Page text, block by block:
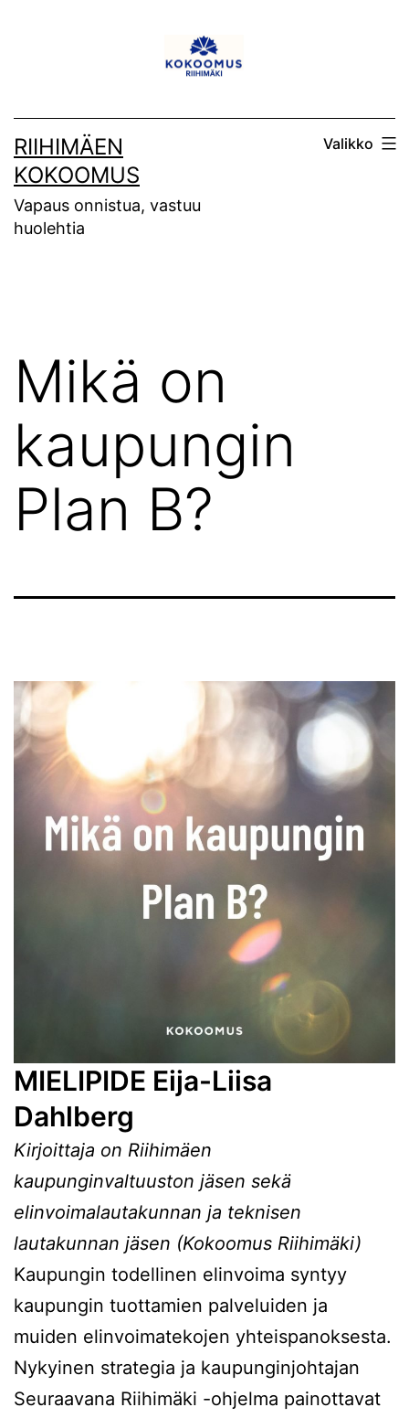
RIIHIMÄEN
KOKOOMUS
Vapaus onnistua, vastuu
huolehtia
Valikko
Mikä on
kaupungin
Plan B?
MIELIPIDE Eija-Liisa
Dahlberg
Kirjoittaja on Riihimäen
kaupunginvaltuuston jäsen sekä
elinvoimalautakunnan ja teknisen
lautakunnan jäsen (Kokoomus Riihimäki)
Kaupungin todellinen elinvoima syntyy
kaupungin tuottamien palveluiden ja
muiden elinvoimatekojen yhteispanoksesta.
Nykyinen strategia ja kaupunginjohtajan
Seuraavana Riihimäki -ohjelma painottavat